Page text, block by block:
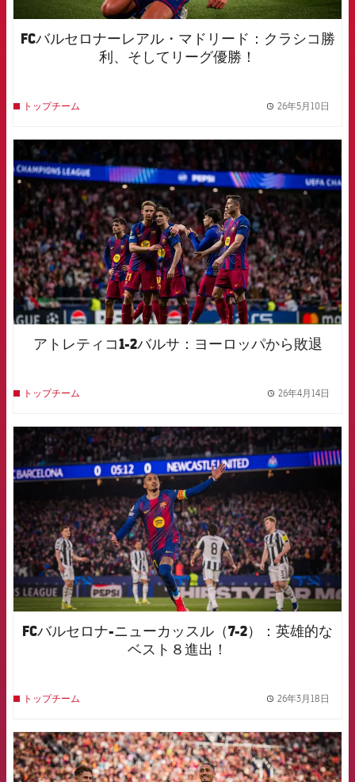
FCバルセロナーレアル・マドリード：クラシコ勝
利、そしてリーグ優勝！
トップチーム 26年5月10日
FCB Barcelona badge
アトレティコ1-2バルサ：ヨーロッパから敗退
トップチーム 26年4月14日
FCB Barcelona badge
FCバルセロナ-ニューカッスル（7-2）：英雄的な
ベスト８進出！
トップチーム 26年3月18日
FCB Barcelona badge